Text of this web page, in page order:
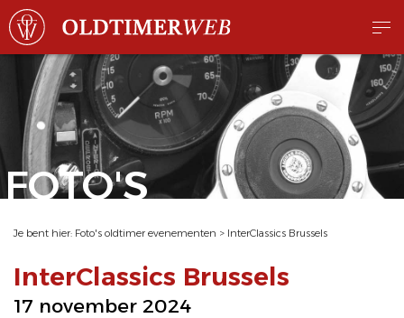
FOTO'S
Je bent hier: Foto's oldtimer evenementen > InterClassics Brussels
InterClassics Brussels
17 november 2024